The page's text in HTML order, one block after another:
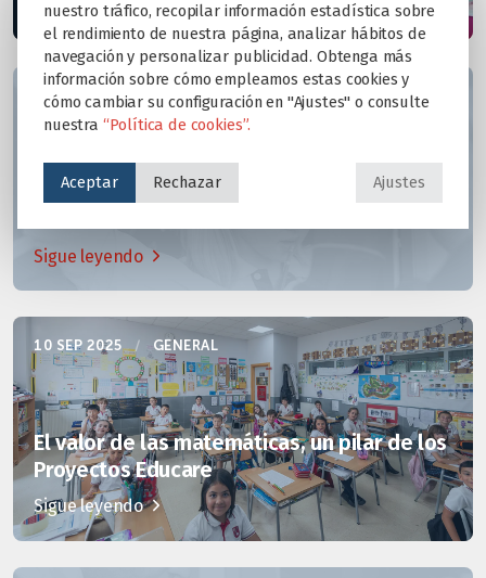
Sigue leyendo
21 OCT 2025 / GENERAL
8 valores, 8 historias: una comunidad que
Sigue leyendo
10 SEP 2025 / GENERAL
El valor de las matemáticas, un pilar de los
Proyectos Educare
Sigue leyendo
nuestro tráfico, recopilar información estadística sobre
el rendimiento de nuestra página, analizar hábitos de
navegación y personalizar publicidad. Obtenga más
información sobre cómo empleamos estas cookies y
cómo cambiar su configuración en "Ajustes" o consulte
nuestra “Política de cookies”.
Aceptar Rechazar Ajustes